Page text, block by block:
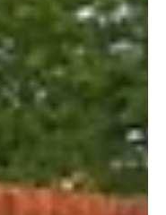
Salvador!
Montoya y Sebastián
de Santander, hacen
Parkour que
del 1 al 5 de julio.
como actuales
en alto el nombre de la